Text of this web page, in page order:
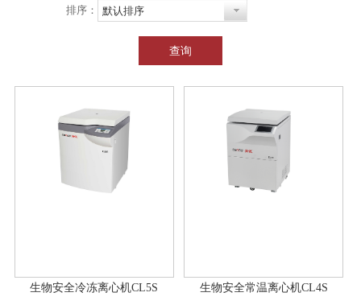
排序： 默认排序
查询
生物安全冷冻离心机CL5S 生物安全常温离心机CL4S